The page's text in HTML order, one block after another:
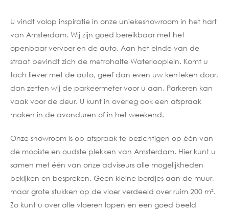
U vindt volop inspiratie in onze uniekeshowroom in het hart
van Amsterdam. Wij zijn goed bereikbaar met het
openbaar vervoer en de auto. Aan het einde van de
straat bevindt zich de metrohalte Waterlooplein. Komt u
toch liever met de auto, geef dan even uw kenteken door,
dan zetten wij de parkeermeter voor u aan. Parkeren kan
vaak voor de deur. U kunt in overleg ook een afspraak
maken in de avonduren of in het weekend.
Onze showroom is op afspraak te bezichtigen op één van
de mooiste en oudste plekken van Amsterdam. Hier kunt u
samen met één van onze adviseurs alle mogelijkheden
bekijken en bespreken. Geen kleine bordjes aan de muur,
maar grote stukken op de vloer verdeeld over ruim 200 m².
Zo kunt u over alle vloeren lopen en een goed beeld